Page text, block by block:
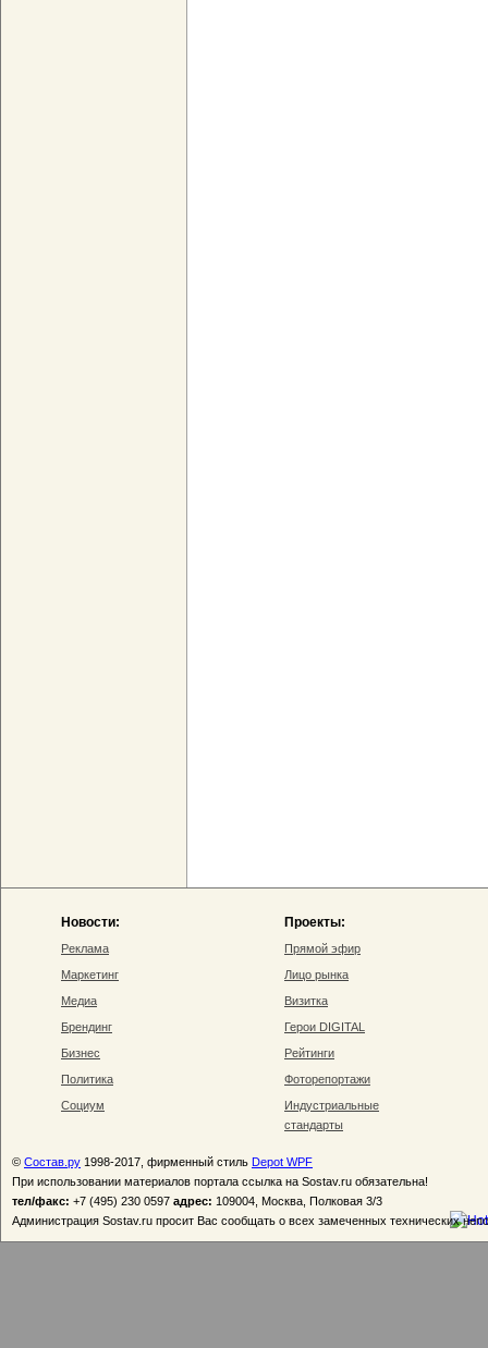
Новости:
Реклама
Маркетинг
Медиа
Брендинг
Бизнес
Политика
Социум
Проекты:
Прямой эфир
Лицо рынка
Визитка
Герои DIGITAL
Рейтинги
Фоторепортажи
Индустриальные
стандарты
© Состав.ру 1998-2017, фирменный стиль Depot WPF
При использовании материалов портала ссылка на Sostav.ru обязательна!
тел/факс: +7 (495) 230 0597 адрес: 109004, Москва, Полковая 3/3
Администрация Sostav.ru просит Вас сообщать о всех замеченных технических